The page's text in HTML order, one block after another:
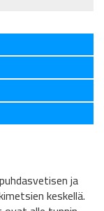
ja
keskellä.